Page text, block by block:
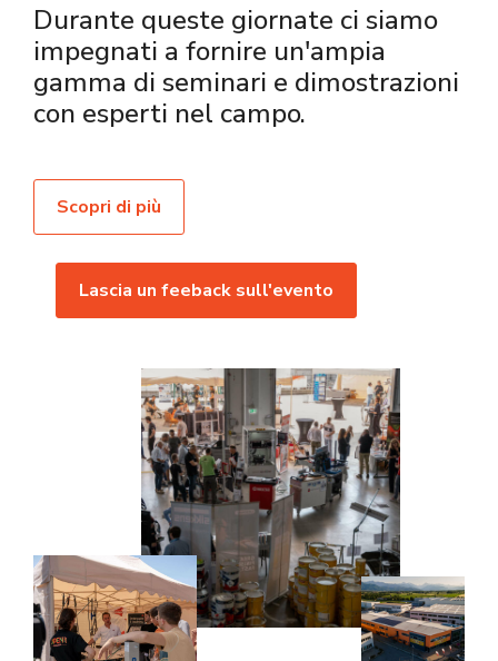
Durante queste giornate ci siamo
impegnati a fornire un'ampia
gamma di seminari e dimostrazioni
con esperti nel campo.
Scopri di più
Lascia un feeback sull'evento